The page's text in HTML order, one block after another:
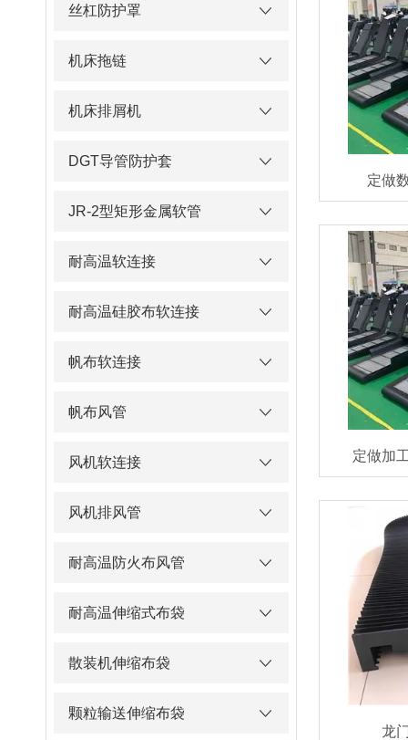
丝杠防护罩
机床拖链
机床排屑机
DGT导管防护套
JR-2型矩形金属软管
耐高温软连接
耐高温硅胶布软连接
帆布软连接
帆布风管
风机软连接
风机排风管
耐高温防火布风管
耐高温伸缩式布袋
散装机伸缩布袋
颗粒输送伸缩布袋
定做
定做加
龙